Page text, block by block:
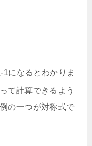
になるとわかりま
て計算できるよう
の一つが対称式で